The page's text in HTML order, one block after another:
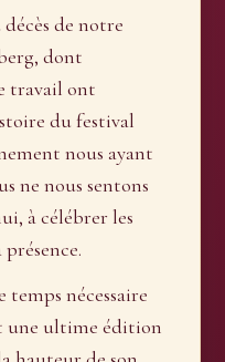
de notre
dont
travail ont
du festival
nous ayant
ne nous sentons
à célébrer les
nécessaire
une ultime édition